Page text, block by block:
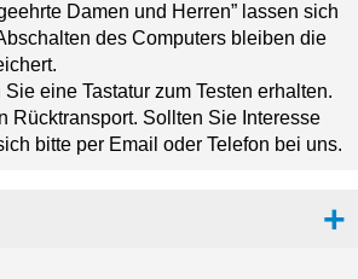
Damen und Herren” lassen sich
des Computers bleiben die
eine Tastatur zum Testen erhalten.
Rücktransport. Sollten Sie Interesse
bitte per Email oder Telefon bei uns.